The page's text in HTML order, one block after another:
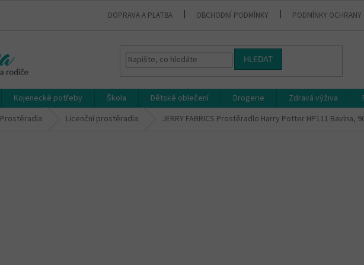
DOPRAVA A PLATBA OBCHODNÍ PODMÍNKY PODMÍNKY OCHRANY
HLEDAT
Kojenecké potřeby Škola Dětské oblečení Drogerie Zdravá výživa
Prostěradla Licenční prostěradla JERRY FABRICS Prostěradlo Harry Potter HP111 Bavlna,